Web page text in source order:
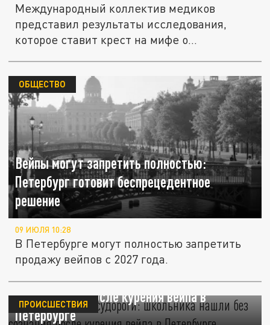
Международный коллектив медиков
представил результаты исследования,
которое ставит крест на мифе о...
Вейпы могут запретить полностью:
Петербург готовит беспрецедентное
решение
ОБЩЕСТВО
09 ИЮЛЯ 10:28
В Петербурге могут полностью запретить
продажу вейпов с 2027 года.
Кровь изо рта и судороги: школьника нашли
без сознания после курения вейпа в
Петербурге
ПРОИСШЕСТВИЯ